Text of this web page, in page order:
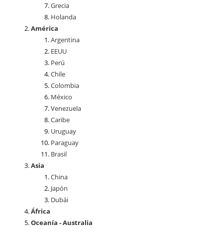
Grecia
Holanda
América
Argentina
EEUU
Perú
Chile
Colombia
México
Venezuela
Caribe
Uruguay
Paraguay
Brasil
Asia
China
Japón
Dubái
África
Oceanía - Australia